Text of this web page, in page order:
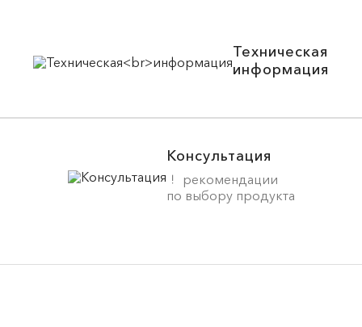
Техническая
информация
Консультация
рекомендации
по выбору продукта